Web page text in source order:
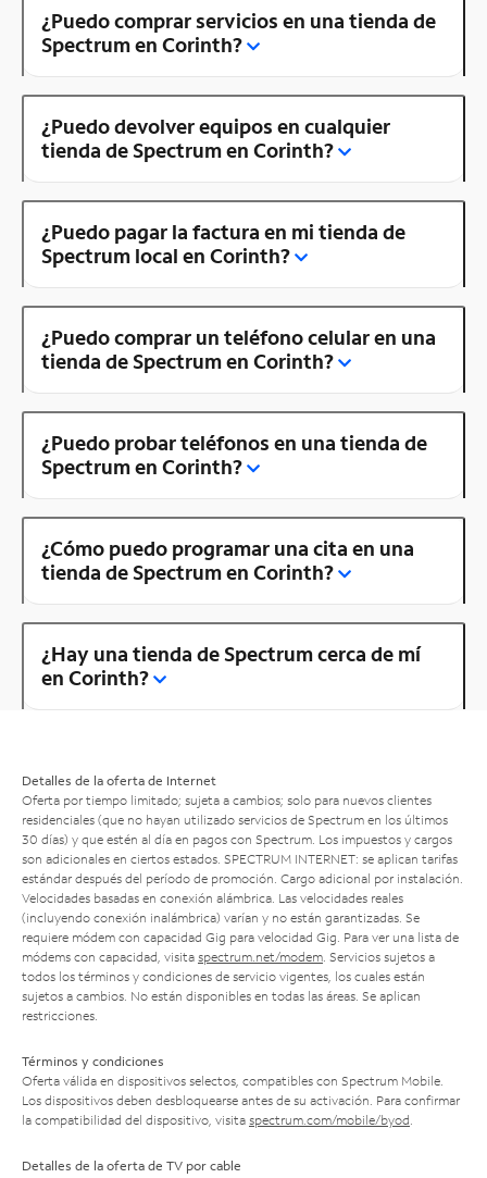
¿Puedo comprar servicios en una tienda de
Spectrum en Corinth?
¿Puedo devolver equipos en cualquier
tienda de Spectrum en Corinth?
¿Puedo pagar la factura en mi tienda de
Spectrum local en Corinth?
¿Puedo comprar un teléfono celular en una
tienda de Spectrum en Corinth?
¿Puedo probar teléfonos en una tienda de
Spectrum en Corinth?
¿Cómo puedo programar una cita en una
tienda de Spectrum en Corinth?
¿Hay una tienda de Spectrum cerca de mí
en Corinth?
Detalles de la oferta de Internet
Oferta por tiempo limitado; sujeta a cambios; solo para nuevos clientes
residenciales (que no hayan utilizado servicios de Spectrum en los últimos
30 días) y que estén al día en pagos con Spectrum. Los impuestos y cargos
son adicionales en ciertos estados. SPECTRUM INTERNET: se aplican tarifas
estándar después del período de promoción. Cargo adicional por instalación.
Velocidades basadas en conexión alámbrica. Las velocidades reales
(incluyendo conexión inalámbrica) varían y no están garantizadas. Se
requiere módem con capacidad Gig para velocidad Gig. Para ver una lista de
módems con capacidad, visita spectrum.net/modem . Servicios sujetos a
todos los términos y condiciones de servicio vigentes, los cuales están
sujetos a cambios. No están disponibles en todas las áreas. Se aplican
restricciones.
Términos y condiciones
Oferta válida en dispositivos selectos, compatibles con Spectrum Mobile.
Los dispositivos deben desbloquearse antes de su activación. Para confirmar
la compatibilidad del dispositivo, visita spectrum.com/mobile/byod
Detalles de la oferta de TV por cable